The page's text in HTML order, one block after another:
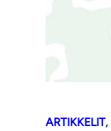
ARTIKKELIT,